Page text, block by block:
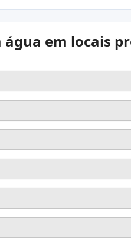
em locais